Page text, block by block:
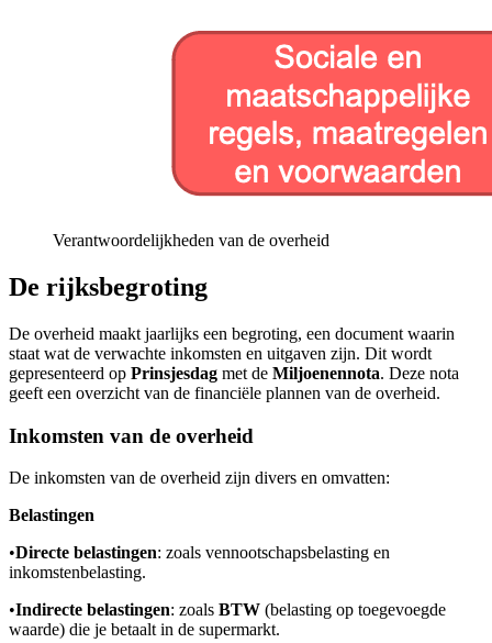
Verantwoordelijkheden van de overheid
De rijksbegroting
De overheid maakt jaarlijks een begroting, een document waarin
staat wat de verwachte inkomsten en uitgaven zijn. Dit wordt
gepresenteerd op Prinsjesdag met de Miljoenennota. Deze nota
geeft een overzicht van de financiële plannen van de overheid.
Inkomsten van de overheid
De inkomsten van de overheid zijn divers en omvatten:
Belastingen
•Directe belastingen: zoals vennootschapsbelasting en
inkomstenbelasting.
•Indirecte belastingen: zoals BTW (belasting op toegevoegde
waarde) die je betaalt in de supermarkt.